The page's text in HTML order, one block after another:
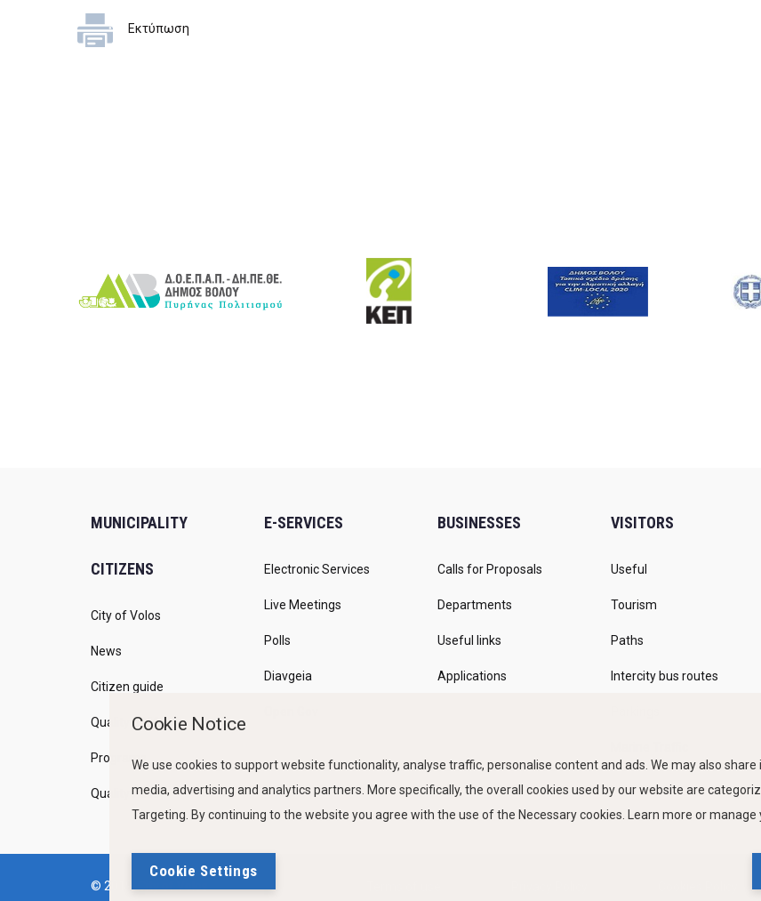
Εκτύπωση
MUNICIPALITY
CITIZENS
City of Volos
News
Citizen guide
Quality of life
Programs
Quality Policy
E-SERVICES
Electronic Services
Live Meetings
Polls
Diavgeia
BUSINESSES
Calls for Proposals
Departments
Useful links
Applications
VISITORS
Useful
Tourism
Paths
Intercity bus routes
© 2019, City of Volos
Cookie Notice
We use cookies to support website functionality, analyse traffic, personalise content and ads. We may also
media, advertising and analytics partners. More specifically, the overall cookies used by our website are
Targeting. By continuing to the website you agree with the use of the Necessary cookies. Learn more or
Cookie Settings